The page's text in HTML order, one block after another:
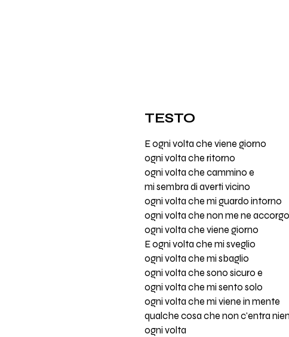
TESTO
E ogni volta che viene giorno
ogni volta che ritorno
ogni volta che cammino e
mi sembra di averti vicino
ogni volta che mi guardo intorno
ogni volta che non me ne accorgo
ogni volta che viene giorno
E ogni volta che mi sveglio
ogni volta che mi sbaglio
ogni volta che sono sicuro e
ogni volta che mi sento solo
ogni volta che mi viene in mente
qualche cosa che non c'entra
ogni volta